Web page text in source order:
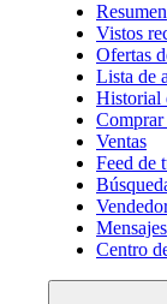
Resumen
Vistos
Ofertas
Lista de
Historial
Ventas
Feed de
Mensajes
Centro